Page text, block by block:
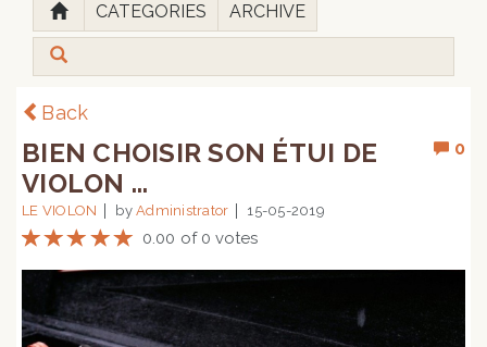
CATEGORIES ARCHIVE
Back
0
BIEN CHOISIR SON ÉTUI DE
VIOLON ...
LE VIOLON byAdministrator 15-05-2019
0.00 of 0 votes